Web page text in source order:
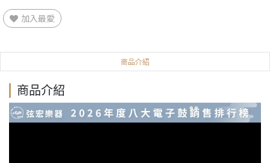
加入最愛
商品介紹
商品介紹